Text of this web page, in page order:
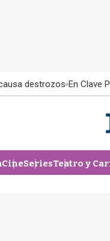
destrozos En Clave
CineSeriesTeatro y